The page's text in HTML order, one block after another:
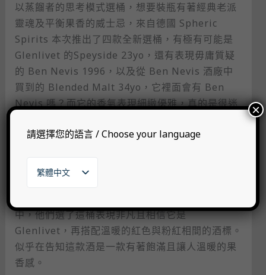
以蒸餾者的思考模式選桶，想要裝瓶有著經典老派
靈魂及平衡果香的威士忌，來自德國 Spheric
Spirits 本次推出了四款全新選桶，有極有可能是
Glenlivet 的Speyside 23yo，還有表現毋庸質疑
的 Ben Nevis 1996，以及從 Ben Nevis 酒廠中
買到的 Blended Malt 34yo，它裡面會有 Ben
Nevis 嗎？而它的香氣表現細緻優雅，真的是很迷
大香檳區的干邑，則是在 Second Fill Sherry
乾與乾果，讓原先柔順的干邑轉化成飽滿的調性。
中，他們選了這桶表現非凡且相信它是
Glenlivet，再搭配溫暖的紅色與粉紅相間的酒標。
似乎在告知這款酒是一款有著飽滿且讓人溫暖的果
香感。
請選擇您的語言 / Choose your language
繁體中文
English
한국어
×